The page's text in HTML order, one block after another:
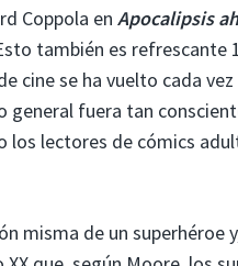
Coppola en Apocalipsis
también es refrescante
cine se ha vuelto cada
general fuera tan
lectores de cómics
misma de un superhéroe